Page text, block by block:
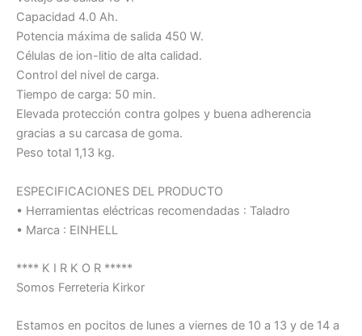
Capacidad 4.0 Ah.
Potencia máxima de salida 450 W.
Células de ion-litio de alta calidad.
Control del nivel de carga.
Tiempo de carga: 50 min.
Elevada protección contra golpes y buena adherencia
gracias a su carcasa de goma.
Peso total 1,13 kg.
ESPECIFICACIONES DEL PRODUCTO
• Herramientas eléctricas recomendadas : Taladro
• Marca : EINHELL
**** K I R K O R *****
Somos Ferreteria Kirkor
Estamos en pocitos de lunes a viernes de 10 a 13 y de 14 a